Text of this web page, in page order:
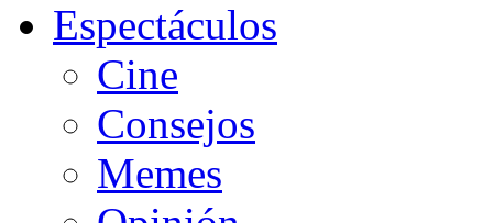
Espectáculos
Cine
Consejos
Memes